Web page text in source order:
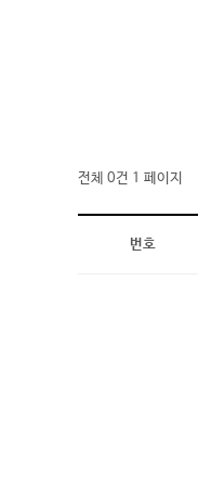
전체 0건 1 페이지
번호